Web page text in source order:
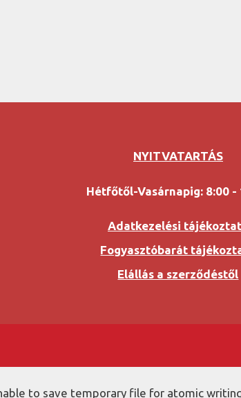
NYITVATARTÁS
Hétfőtől-Vasárnapig: 8:00 -
Adatkezelési
Fogyasztóbarát
Elállás a szerződéstől
to save temporary file for atomic